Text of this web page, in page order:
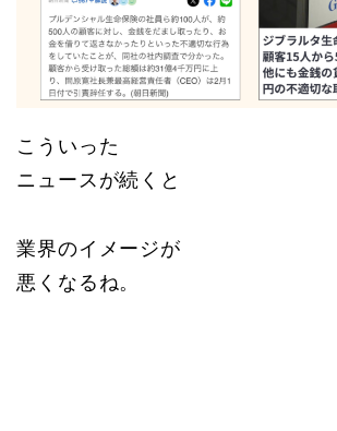
こういった
ニュースが続くと
業界のイメージが
悪くなるね。